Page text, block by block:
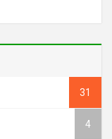
31
4